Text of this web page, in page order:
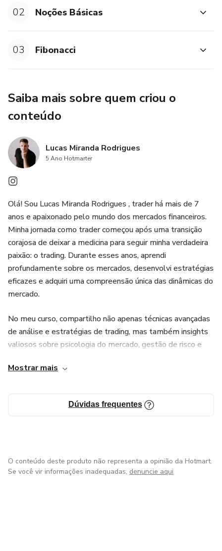
02 Noções Básicas
03 Fibonacci
Saiba mais sobre quem criou o
conteúdo
Lucas Miranda Rodrigues
5 Ano Hotmarter
Olá! Sou Lucas Miranda Rodrigues , trader há mais de 7
anos e apaixonado pelo mundo dos mercados financeiros.
Minha jornada como trader começou após uma transição
corajosa de deixar a medicina para seguir minha verdadeira
paixão: o trading. Durante esses anos, aprendi
profundamente sobre os mercados, desenvolvi estratégias
eficazes e adquiri uma compreensão única das dinâmicas do
mercado.
No meu curso, compartilho não apenas técnicas avançadas
de análise e estratégias de trading, mas também insights
valiosos sobre psicologia do mercado, gestão de risco e
objetivo é capacitar você a tomar decisões informadas e
seu nível de experiência atual.
habilidades sólidas e resultados consistentes. Estou
animado para ajudá-lo a alcançar seus objetivos como
Mostrar mais
Dúvidas frequentes
O conteúdo deste produto não representa a opinião da Hotmart.
Se você vir informações inadequadas, denuncie aqui